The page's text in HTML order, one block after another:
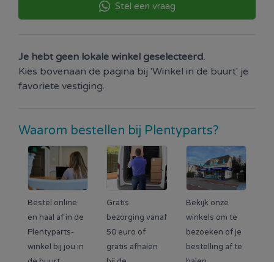
Stel een vraag
Je hebt geen lokale winkel geselecteerd.
Kies bovenaan de pagina bij 'Winkel in de buurt' je
favoriete vestiging.
Waarom bestellen bij Plentyparts?
Bestel online
en haal af in de
Plentyparts-
winkel bij jou in
Gratis
bezorging vanaf
50 euro of
gratis afhalen
Bekijk onze
winkels om te
bezoeken of je
bestelling af te